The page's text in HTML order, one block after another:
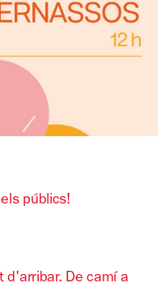
públics!
d'arribar. De camí a